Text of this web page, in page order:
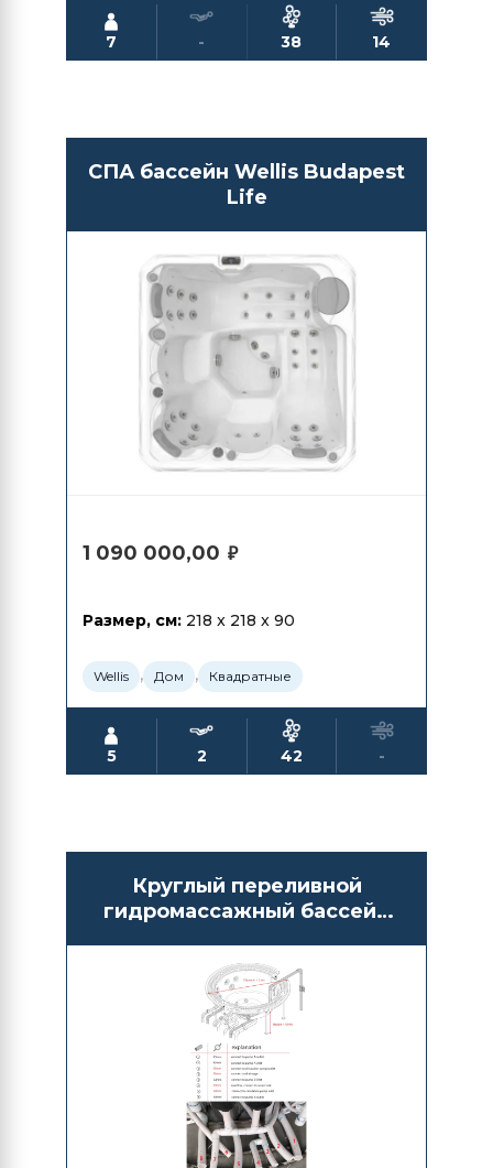
7 - 38 14
СПА бассейн Wellis Budapest
Life
1 090 000,00 ₽
Размер, см: 218 x 218 x 90
Wellis , Дом , Квадратные
5 2 42 -
Круглый переливной
гидромассажный бассейн